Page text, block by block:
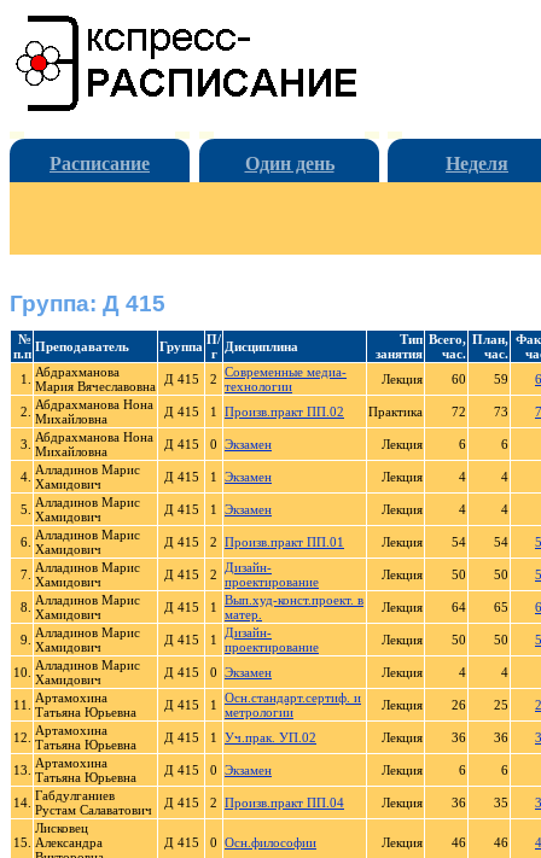
Расписание Один день Неделя
Группа: Д 415
№
п.п Преподаватель Группа П/
г
Дисциплина
Тип
занятия
Всего,
час.
План,
час.
1.
Абдрахманова
Мария Вячеславовна
Д 415 2 Современные медиа-
технологии
Лекция 60 59
2.
Абдрахманова Нона
Михайловна
Д 415 1 Произв.практ ПП.02 Практика 72 73
3.
Абдрахманова Нона
Михайловна
Д 415 0 Экзамен Лекция 6 6
4. Алладинов Марис
Хамидович
Д 415 1 Экзамен Лекция 4 4
5.
Алладинов Марис
Хамидович
Д 415 1 Экзамен Лекция 4 4
6. Алладинов Марис
Хамидович
Д 415 2 Произв.практ ПП.01 Лекция 54 54
7. Алладинов Марис
Хамидович
Д 415 2
Дизайн-
проектирование
Лекция 50 50
8.
Алладинов Марис
Хамидович
Д 415 1
Вып.худ-конст.проект. в
матер.
Лекция 64 65
9.
Алладинов Марис
Хамидович
Д 415 1
Дизайн-
проектирование
Лекция 50 50
10.
Алладинов Марис
Хамидович
Д 415 0 Экзамен Лекция 4 4
11.
Артамохина
Татьяна Юрьевна
Д 415 1
Осн.стандарт.сертиф. и
метрологии
Лекция 26 25
12.
Артамохина
Татьяна Юрьевна
Д 415 1 Уч.прак. УП.02 Лекция 36 36
13.
Артамохина
Татьяна Юрьевна
Д 415 0 Экзамен Лекция 6 6
14. Габдулганиев
Рустам Салаватович
Д 415 2 Произв.практ ПП.04 Лекция 36 35
15.
Лисковец
Александра
Д 415 0 Осн.философии Лекция 46 46